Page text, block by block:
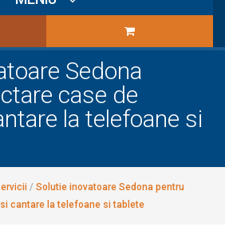
Sedona
case de
la telefoane si
/ Solutie inovatoare Sedona pentru
cantare la telefoane si tablete